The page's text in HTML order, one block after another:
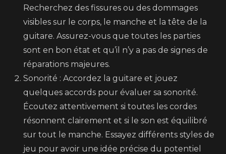
Recherchez des fissures ou des dommages
visibles sur le corps, le manche et la tête de la
guitare. Assurez-vous que toutes les parties
sont en bon état et qu’il n’y a pas de signes de
réparations majeures.
Sonorité : Accordez la guitare et jouez
quelques accords pour évaluer sa sonorité.
Écoutez attentivement si toutes les cordes
résonnent clairement et si le son est équilibré
sur tout le manche. Essayez différents styles de
jeu pour avoir une idée précise du potentiel